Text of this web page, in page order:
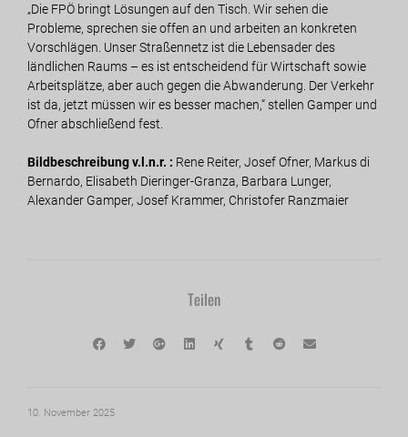
„Die FPÖ bringt Lösungen auf den Tisch. Wir sehen die
Probleme, sprechen sie offen an und arbeiten an konkreten
Vorschlägen. Unser Straßennetz ist die Lebensader des
ländlichen Raums – es ist entscheidend für Wirtschaft sowie
Arbeitsplätze, aber auch gegen die Abwanderung. Der Verkehr
ist da, jetzt müssen wir es besser machen,“ stellen Gamper und
Ofner abschließend fest.
Bildbeschreibung v.l.n.r. : Rene Reiter, Josef Ofner, Markus di
Bernardo, Elisabeth Dieringer-Granza, Barbara Lunger,
Alexander Gamper, Josef Krammer, Christofer Ranzmaier
Teilen
10. November 2025